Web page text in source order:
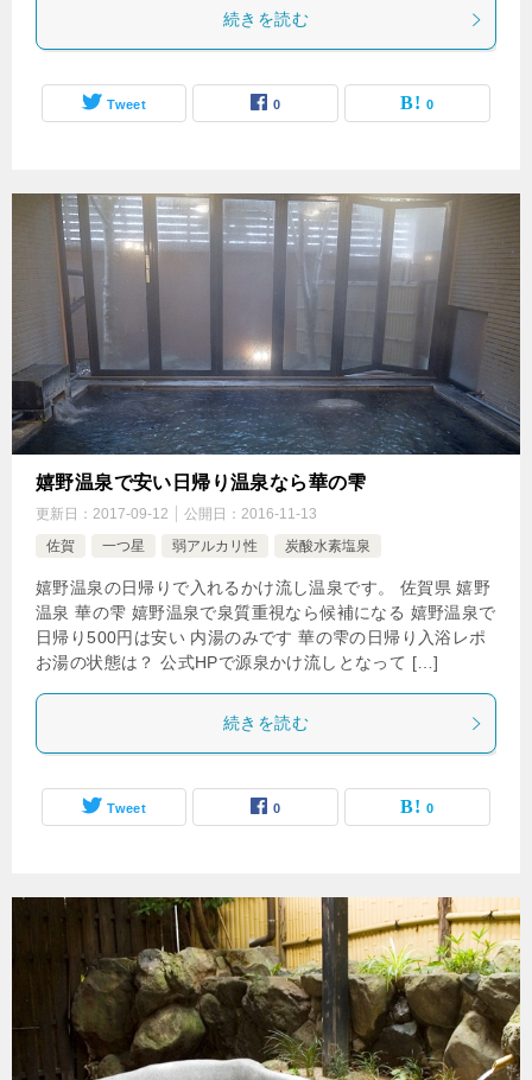
続きを読む
Tweet 0 0
嬉野温泉で安い日帰り温泉なら華の雫
更新日： 2017-09-12 公開日： 2016-11-13
佐賀
一つ星 弱アルカリ性 炭酸水素塩泉
嬉野温泉の日帰りで入れるかけ流し温泉です。 佐賀県 嬉野
温泉 華の雫 嬉野温泉で泉質重視なら候補になる 嬉野温泉で
日帰り500円は安い 内湯のみです 華の雫の日帰り入浴レポ
お湯の状態は？ 公式HPで源泉かけ流しとなって […]
続きを読む
Tweet 0 0